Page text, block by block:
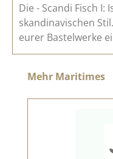
Die - Scandi Fisch I:
skandinavischen
eurer Bastelwerke
Ignorer la galerie de
Mehr Maritimes